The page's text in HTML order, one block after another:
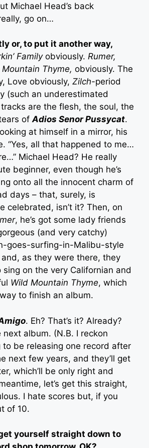
Michael Head’s back
go on…
or, to put it another way,
Familyobviously. Rumer,
Mountain Thyme, obviously. The
Love obviously, Zilch-period
(such an underestimated
are the flesh, the soul, the
ofAdios Senor Pussycat.
at himself in a mirror, his
“Yes, all that happened to me…
Michael Head? He really
beginner, even though he’s
onto all the innocent charm of
days – that, surely, is
celebrated, isn’t it? Then, on
, he’s got some lady friends
(and very catchy)
goes-surfing-in-Malibu-style
as they were there, they
sing on the very Californian and
Wild Mountain Thyme, which
to finish an album.
. Eh? That’s it? Already?
next album. (N.B. I reckon
to be releasing one record after
next few years, and they’ll get
which’ll be only right and
let’s get this straight,
I hate scores but, if you
of 10.
yourself straight down to